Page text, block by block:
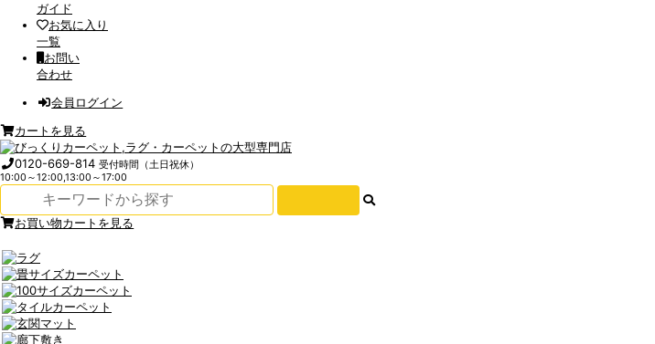
ガイド
お気に入り
一覧
お問い
合わせ
会員ログイン
カートを見る
0120-669-814受付時間（土日祝休）
10:00～12:00,13:00～17:00
お買い物カートを見る